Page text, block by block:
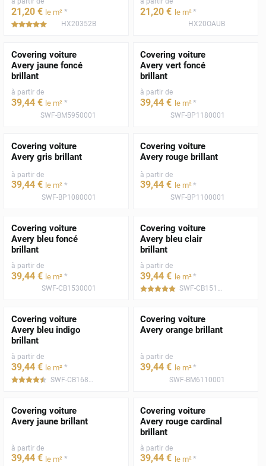
21,20 € le m² *
*****HX20352B
21,20 € le m²*
HX20OAUB
Covering voiture
Avery jaune foncé
brillant
à partir de
39,44 € le m² *
SWF-BM5950001
Covering voiture
Avery vert foncé
brillant
à partir de
39,44 € le m²*
SWF-BP1180001
Covering voiture
Avery gris brillant
à partir de
39,44 € le m² *
SWF-BP1080001
Covering voiture
Avery rouge brillant
à partir de
39,44 € le m²*
SWF-BP1100001
Covering voiture
Avery bleu foncé
brillant
à partir de
39,44 € le m² *
SWF-CB1530001
Covering voiture
Avery bleu clair
brillant
à partir de
39,44 € le m²*
***** SWF-CB1510001
Covering voiture
Avery bleu indigo
brillant
à partir de
39,44 € le m² *
*****
Covering voiture
Avery orange brillant
à partir de
39,44 € le m²*
SWF-BM6110001
Covering voiture
Avery jaune brillant
à partir de
39,44 € le m² *
Covering voiture
Avery rouge cardinal
brillant
à partir de
39,44 € le m²*